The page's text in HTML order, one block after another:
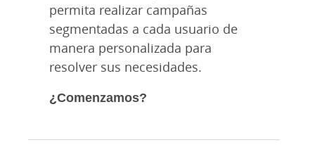
permita realizar campañas
segmentadas a cada usuario de
manera personalizada para
resolver sus necesidades.
¿Comenzamos?